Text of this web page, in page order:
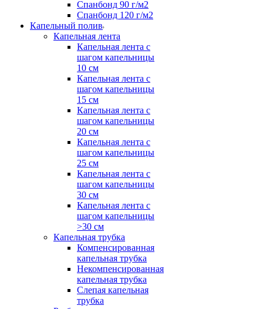
Спанбонд 90 г/м2
Спанбонд 120 г/м2
Капельный полив
Капельная лента
Капельная лента с
шагом капельницы
10 см
Капельная лента с
шагом капельницы
15 см
Капельная лента с
шагом капельницы
20 см
Капельная лента с
шагом капельницы
25 см
Капельная лента с
шагом капельницы
30 см
Капельная лента с
шагом капельницы
>30 см
Капельная трубка
Компенсированная
капельная трубка
Некомпенсированная
капельная трубка
Слепая капельная
трубка